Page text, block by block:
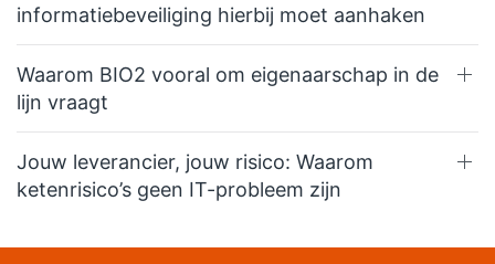
informatiebeveiliging hierbij moet aanhaken
Waarom BIO2 vooral om eigenaarschap in de
lijn vraagt
Jouw leverancier, jouw risico: Waarom
ketenrisico’s geen IT-probleem zijn